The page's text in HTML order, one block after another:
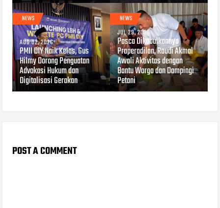
NEWS
AUG 02, 2026
PMII DIY Naik Kelas, Gus
Hilmy Dorong Penguatan
Advokasi Hukum dan
Digitalisasi Gerakan
NEWS
JUL 29, 2026
Pasca Dikabulkannya
Praperadilan, Raudi Akmal
Awali Aktivitas dengan
Bantu Warga dan Dampingi
Petani
POST A COMMENT